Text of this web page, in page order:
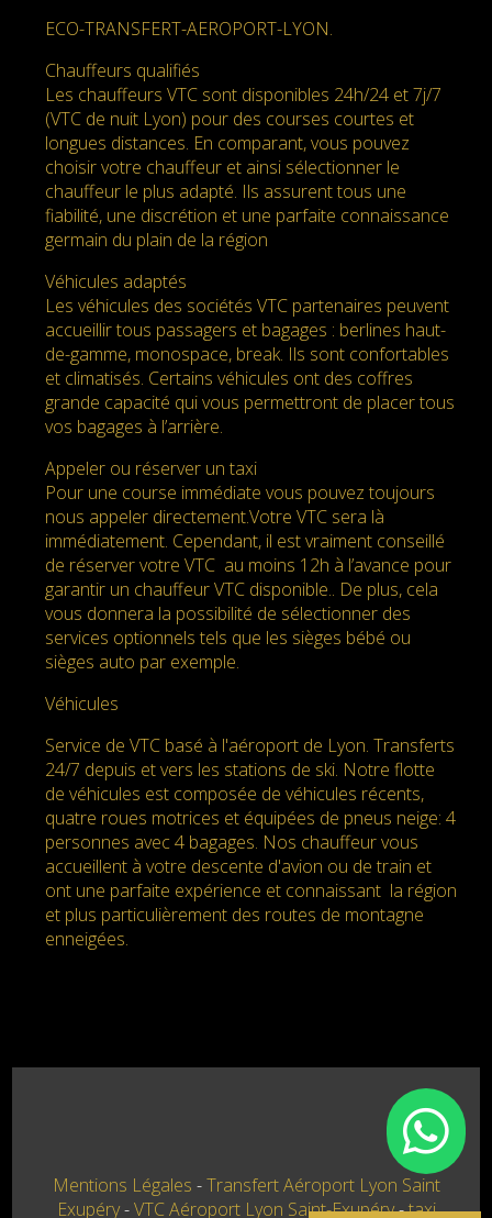
ECO-TRANSFERT-AEROPORT-LYON.
Chauffeurs qualifiés
Les chauffeurs VTC sont disponibles 24h/24 et 7j/7
(VTC de nuit Lyon) pour des courses courtes et
longues distances. En comparant, vous pouvez
choisir votre chauffeur et ainsi sélectionner le
chauffeur le plus adapté. Ils assurent tous une
fiabilité, une discrétion et une parfaite connaissance
germain du plain de la région
Véhicules adaptés
Les véhicules des sociétés VTC partenaires peuvent
accueillir tous passagers et bagages : berlines haut-
de-gamme, monospace, break. Ils sont confortables
et climatisés. Certains véhicules ont des coffres
grande capacité qui vous permettront de placer tous
vos bagages à l’arrière.
Appeler ou réserver un taxi
Pour une course immédiate vous pouvez toujours
nous appeler directement.Votre VTC sera là
immédiatement. Cependant, il est vraiment conseillé
de réserver votre VTC au moins 12h à l’avance pour
garantir un chauffeur VTC disponible.. De plus, cela
vous donnera la possibilité de sélectionner des
services optionnels tels que les sièges bébé ou
sièges auto par exemple.
Véhicules
Service de VTC basé à l'aéroport de Lyon. Transferts
24/7 depuis et vers les stations de ski. Notre flotte
de véhicules est composée de véhicules récents,
quatre roues motrices et équipées de pneus neige: 4
personnes avec 4 bagages. Nos chauffeur vous
accueillent à votre descente d'avion ou de train et
ont une parfaite expérience et connaissant la région
et plus particulièrement des routes de montagne
enneigées.
Mentions Légales
Transfert Aéroport Lyon Saint
Exupéry VTC Aéroport Lyon Saint-Exupéry taxi